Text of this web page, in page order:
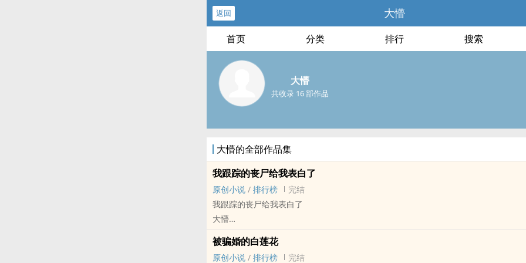
返回 大懵
首页 分类 排行 搜索
大懵
共收录 16 部作品
大懵的全部作品集
我跟踪的丧尸给我表白了
原创小说 / 排行榜
完结
我跟踪的丧尸给我表白了
大懵
现代
被骗婚的白莲花
原创小说 / 排行榜 完结